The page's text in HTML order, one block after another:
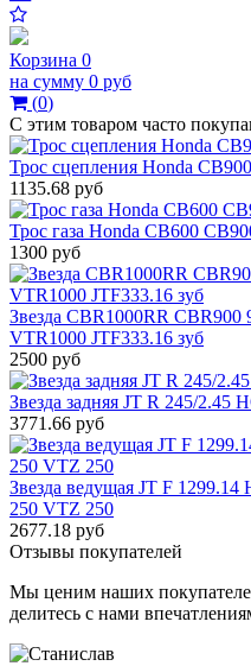
Корзина 0
на сумму 0 руб
(0)
С этим товаром часто
Трос сцепления Honda CB900
1135.68 руб
Трос газа Honda CB600
1300 руб
Звезда CBR1000RR CBR900
VTR1000 JTF333.16 зуб
2500 руб
Звезда задняя JT R 245/2.45
3771.66 руб
Звезда ведущая JT F
250 VTZ 250
2677.18 руб
Отзывы покупателей
Мы ценим наших
делитесь с нами